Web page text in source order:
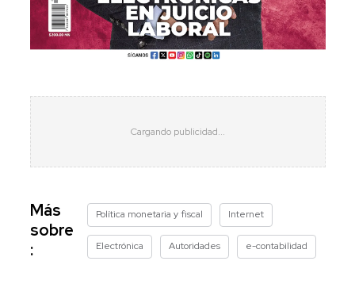
Más
sobre
:
Política monetaria y fiscal Internet
Electrónica Autoridades e-contabilidad